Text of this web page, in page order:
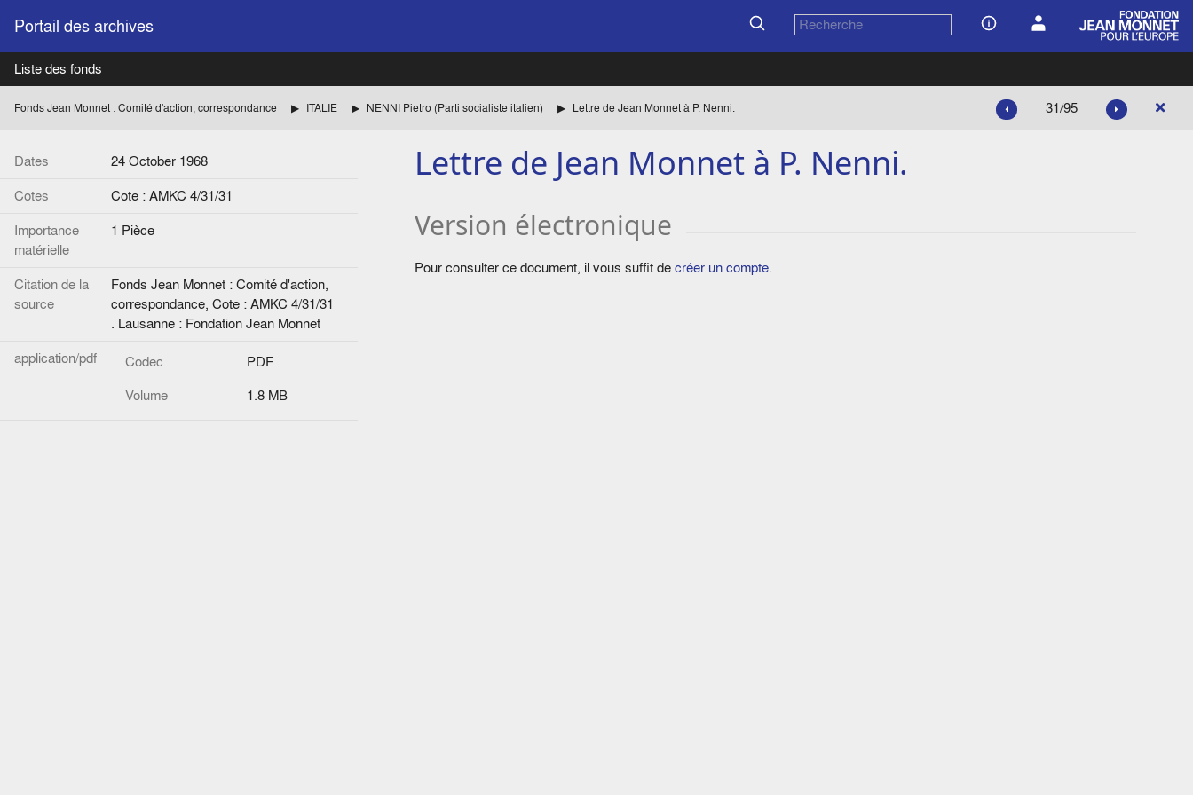
Portail des archives
Liste des fonds
Fonds Jean Monnet : Comité d'action, correspondance ITALIE NENNI Pietro (Parti socialiste italien) Lettre de Jean Monnet à P. Nenni. 31/95
Dates
24 October 1968
Cotes
Cote : AMKC 4/31/31
Importance
matérielle
1 Pièce
Citation de la
source
Fonds Jean Monnet : Comité d'action,
correspondance, Cote : AMKC 4/31/31
. Lausanne : Fondation Jean Monnet
application/pdf
Codec
PDF
Volume
1.8 MB
Lettre de Jean Monnet à P. Nenni.
Version électronique
Pour consulter ce document, il vous suffit decréer un compte.